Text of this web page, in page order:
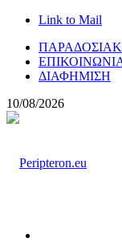
Link to Mail
ΔΙΑΦΗΜΙΣΗ
10/08/2026